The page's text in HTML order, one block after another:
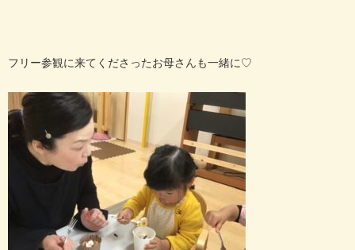
フリー参観に来てくださったお母さんも一緒に♡